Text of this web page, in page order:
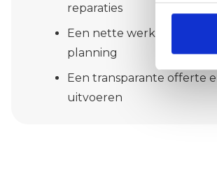
reparaties
Een nette werkplek,
planning
Een transparante offerte
uitvoeren